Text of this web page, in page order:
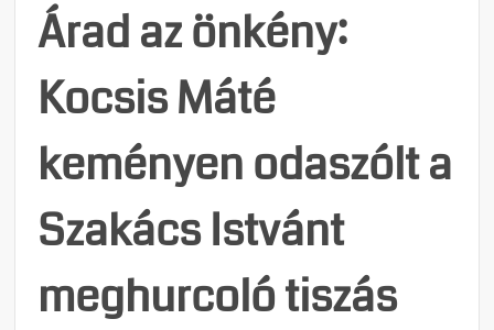
Árad az önkény:
Kocsis Máté
keményen odaszólt a
Szakács Istvánt
meghurcoló tiszás